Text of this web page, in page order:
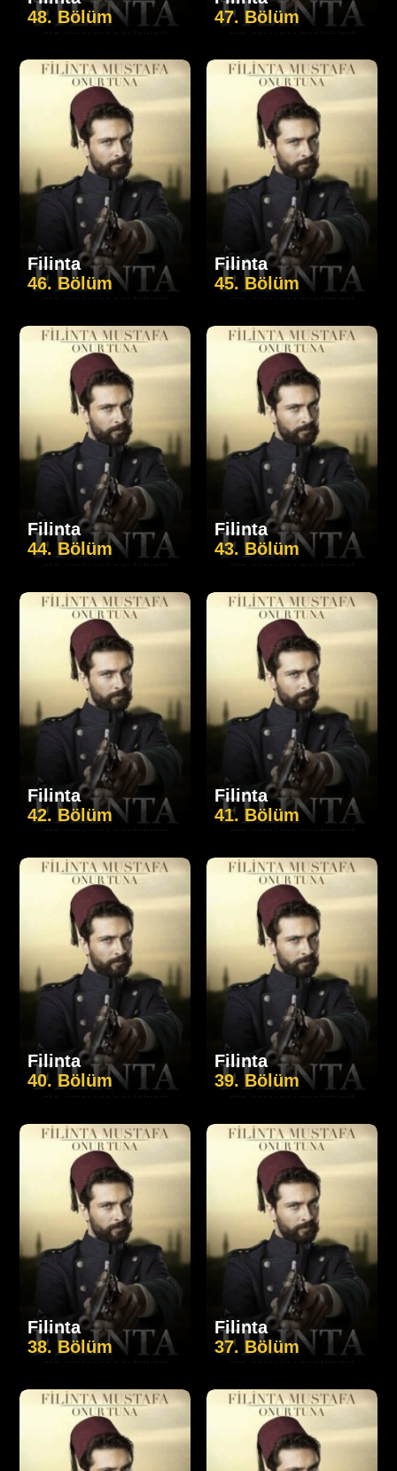
48. Bölüm
47. Bölüm
Filinta
46. Bölüm
Filinta
45. Bölüm
Filinta
44. Bölüm
Filinta
43. Bölüm
Filinta
42. Bölüm
Filinta
41. Bölüm
Filinta
40. Bölüm
Filinta
39. Bölüm
Filinta
38. Bölüm
Filinta
37. Bölüm